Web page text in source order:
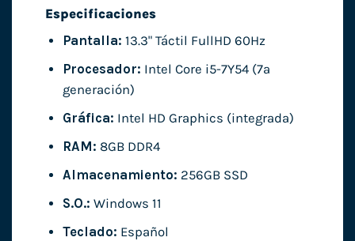
Especificaciones
Pantalla: 13.3" Táctil FullHD 60Hz
Procesador: Intel Core i5-7Y54 (7ª
generación)
Gráfica: Intel HD Graphics (integrada)
RAM: 8GB DDR4
Almacenamiento: 256GB SSD
S.O.: Windows 11
Teclado: Español